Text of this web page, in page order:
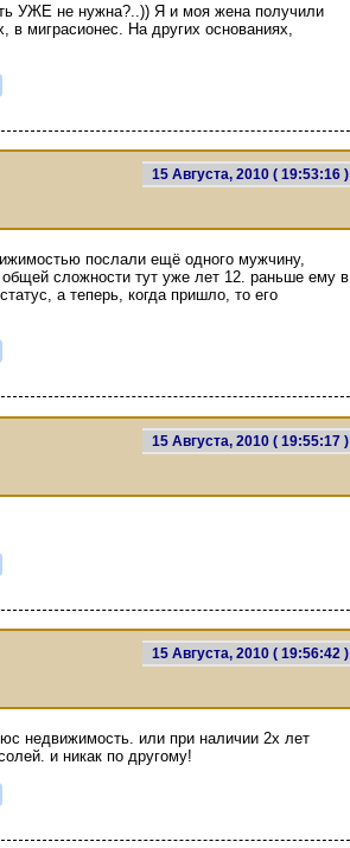
УЖЕ не нужна?..)) Я и моя жена получили
в миграсионес. На других основаниях,
15 Августа, 2010 ( 19:53:16 )
послали ещё одного мужчину,
общей сложности тут уже лет 12. раньше ему в
а теперь, когда пришло, то его
15 Августа, 2010 ( 19:55:17 )
15 Августа, 2010 ( 19:56:42 )
недвижимость. или при наличии 2х лет
и никак по другому!